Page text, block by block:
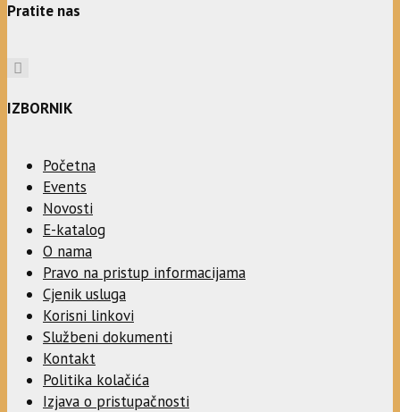
Pratite nas
IZBORNIK
Početna
Events
Novosti
E-katalog
O nama
Pravo na pristup informacijama
Cjenik usluga
Korisni linkovi
Službeni dokumenti
Kontakt
Politika kolačića
Izjava o pristupačnosti